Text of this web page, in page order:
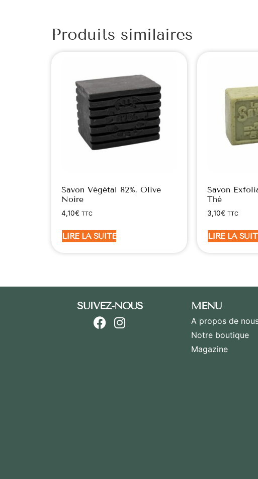
Produits similaires
Savon Végétal 82%, Olive
Noire
4,10€ TTC
LIRE LA SUITE
Savon
Thé
3,10€ TTC
LIRE LA
SUIVEZ-NOUS MENU
A propos de
Notre boutique
Magazine